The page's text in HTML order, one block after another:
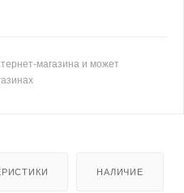
магазина и может
НАЛИЧИЕ